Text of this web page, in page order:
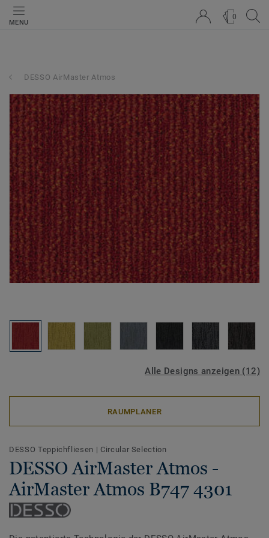
MENU
0
DESSO AirMaster Atmos
Alle Designs anzeigen (12)
RAUMPLANER
DESSO Teppichfliesen | Circular Selection
DESSO AirMaster Atmos -
AirMaster Atmos B747 4301